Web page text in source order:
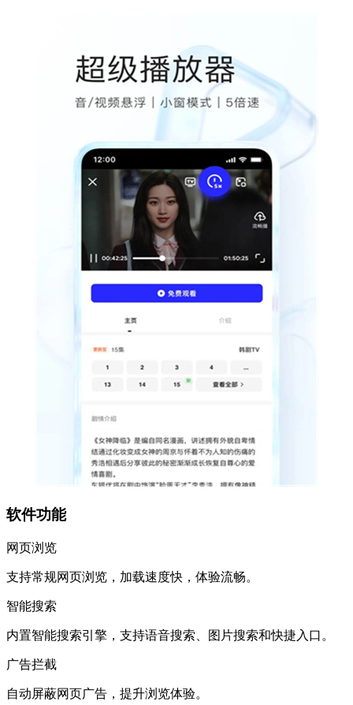
软件功能
网页浏览
支持常规网页浏览，加载速度快，体验流畅。
智能搜索
内置智能搜索引擎，支持语音搜索、图片搜索和快捷入口。
广告拦截
自动屏蔽网页广告，提升浏览体验。